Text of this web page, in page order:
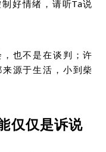
好情绪，请听Ta说
也不是在谈判；许
源于生活，小到柴
仅仅是诉说